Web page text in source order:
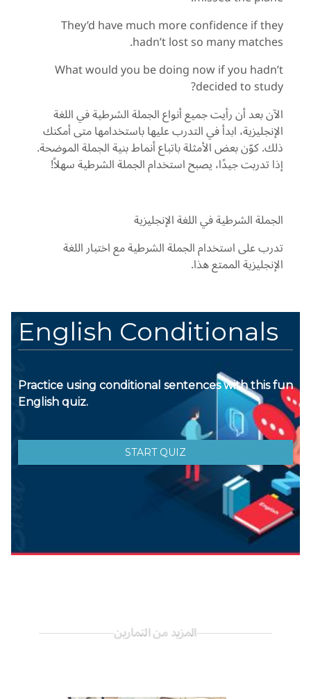
They’d have much more confidence if they
hadn’t lost so many matches.
What would you be doing now if you hadn’t
decided to study?
الآن بعد أن رأيت جميع أنواع الجملة الشرطية في اللغة
الإنجليزية، ابدأ في التدرب عليها باستخدامها متى أمكنك
ذلك. كوّن بعض الأمثلة باتباع أنماط بنية الجملة الموضحة.
إذا تدربت جيدًا، يصبح استخدام الجملة الشرطية سهلاً!
الجملة الشرطية في اللغة الإنجليزية
تدرب على استخدام الجملة الشرطية مع اختبار اللغة
الإنجليزية الممتع هذا.
المزيد من التمارين